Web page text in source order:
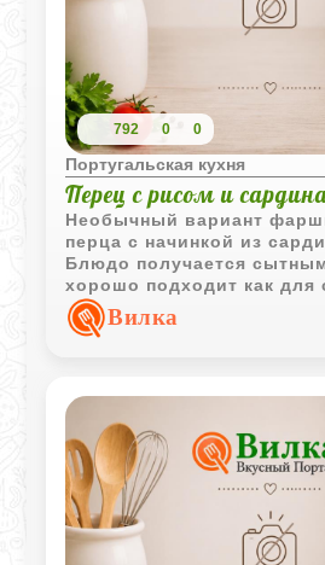
792 0 0
Португальская кухня
Перец с рисом и
Необычный вариант
перца с начинкой из
Блюдо получается
хорошо подходит как для
обеда, так и для ужина.
Вилка